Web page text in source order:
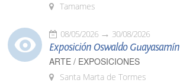
Tamames
08/05/2026 30/08/2026
Exposición Oswaldo Guayasamín
ARTE / EXPOSICIONES
Santa Marta de Tormes